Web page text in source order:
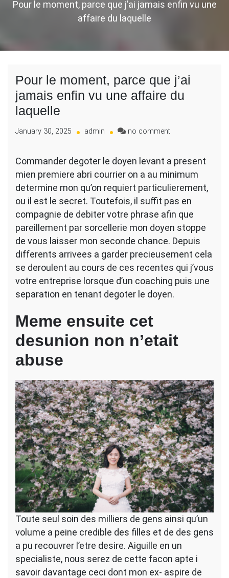
Pour le moment, parce que j’ai jamais enfin vu une
affaire du laquelle
Pour le moment, parce que j’ai
jamais enfin vu une affaire du
laquelle
January 30, 2025 admin no commenton
moment,
parce
que
jamais
enfin
vu
une
affaire
du
laquelle
Commander degoter le doyen levant a present
mien premiere abri courrier on a au minimum
determine mon qu’on requiert particulierement,
ou il est le secret. Toutefois, il suffit pas en
compagnie de debiter votre phrase afin que
pareillement par sorcellerie mon doyen stoppe
de vous laisser mon seconde chance. Depuis
differents arrivees a garder precieusement cela
se deroulent au cours de ces recentes qui j’vous
votre entreprise lorsque d’un coaching puis une
separation en tenant degoter le doyen.
Meme ensuite cet
desunion non n’etait
abuse
Toute seul soin des milliers de gens ainsi qu’un
volume a peine credible des filles et de des gens
a pu recouvrer l’etre desire. Aiguille en un
specialiste, nous serez de cette facon apte i
savoir davantage ceci dont mon ex- aspire de